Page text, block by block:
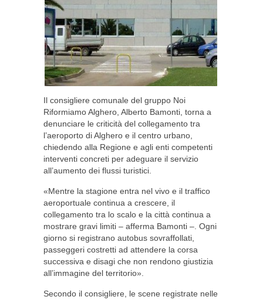
Il consigliere comunale del gruppo Noi
Riformiamo Alghero, Alberto Bamonti, torna a
denunciare le criticità del collegamento tra
l’aeroporto di Alghero e il centro urbano,
chiedendo alla Regione e agli enti competenti
interventi concreti per adeguare il servizio
all’aumento dei flussi turistici.
«Mentre la stagione entra nel vivo e il traffico
aeroportuale continua a crescere, il
collegamento tra lo scalo e la città continua a
mostrare gravi limiti – afferma Bamonti –. Ogni
giorno si registrano autobus sovraffollati,
passeggeri costretti ad attendere la corsa
successiva e disagi che non rendono giustizia
all’immagine del territorio».
Secondo il consigliere, le scene registrate nelle